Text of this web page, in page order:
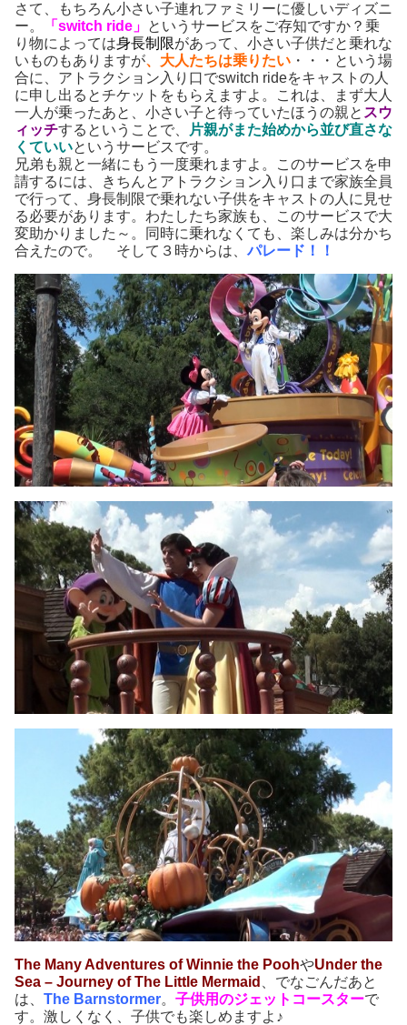
さて、もちろん小さい子連れファミリーに優しいディズニ
ー。
「switch ride」 というサービスをご存知ですか？乗
り物によっては身長制限があって、小さい子供だと乗れな
いものもありますが、大人たちは乗りたい ・・・という場
合に、アトラクション入り口でswitch rideをキャストの人
に申し出るとチケットをもらえますよ。これは、まず大人
一人が乗ったあと、小さい子と待っていたほうの親と スウ
ィッチするということで、
片親がまた始めから並び直さな
くていいというサービスです。
兄弟も親と一緒にもう一度乗れますよ。このサービスを申
請するには、きちんとアトラクション入り口まで家族全員
で行って、身長制限で乗れない子供をキャストの人に見せ
る必要があります。わたしたち家族も、このサービスで大
変助かりました～。同時に乗れなくても、楽しみは分かち
合えたので。 そして３時からは、パレード！！
The Many Adventures of Winnie the PoohやUnder the
Sea – Journey of The Little Mermaid
、でなごんだあと
は、 The Barnstormer。 子供用のジェットコースターで
す。激しくなく、子供でも楽しめますよ♪